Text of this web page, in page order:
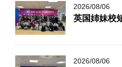
2026/08/06
英国姉妹校
2026/08/06